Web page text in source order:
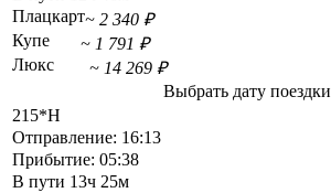
Плацкарт~ 2 340 ₽
Купе
~ 1 791 ₽
Люкс
~ 14 269 ₽
Выбрать дату поездки
215*Н
Отправление: 16:13
Прибытие: 05:38
В пути 13ч 25м